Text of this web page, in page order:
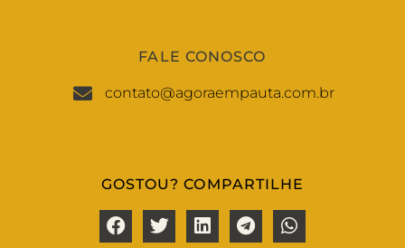
FALE CONOSCO
contato@agoraempauta.com.br
GOSTOU? COMPARTILHE